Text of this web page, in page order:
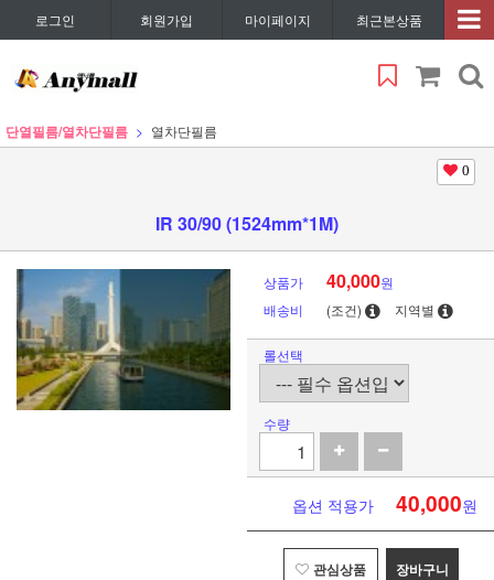
로그인 회원가입 마이페이지 최근본상품
단열필름/열차단필름 열차단필름
0
IR 30/90 (1524mm*1M)
상품가 40,000원
배송비
(조건) 지역별
롤선택
수량
옵션 적용가 40,000원
관심상품 장바구니